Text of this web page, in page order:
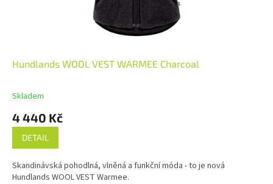
Hundlands WOOL VEST WARMEE Charcoal
Skladem
4 440 Kč
DETAIL
Skandinávská pohodlná, vlněná a funkční móda - to je nová
Hundlands WOOL VEST Warmee.